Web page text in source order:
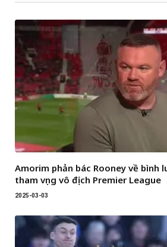
Amorim phản bác Rooney về bình
tham vọng vô địch Premier League
2025-03-03